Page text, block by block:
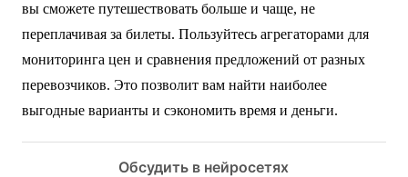
вы сможете путешествовать больше и чаще, не
переплачивая за билеты. Пользуйтесь агрегаторами для
мониторинга цен и сравнения предложений от разных
перевозчиков. Это позволит вам найти наиболее
выгодные варианты и сэкономить время и деньги.
Обсудить в нейросетях